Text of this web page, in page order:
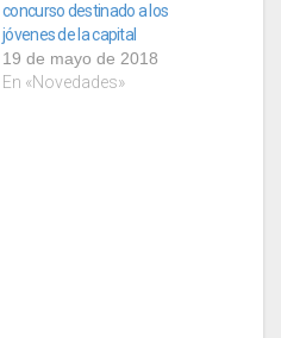
concurso destinado a los
jóvenes de la capital
19 de mayo de 2018
En «Novedades»